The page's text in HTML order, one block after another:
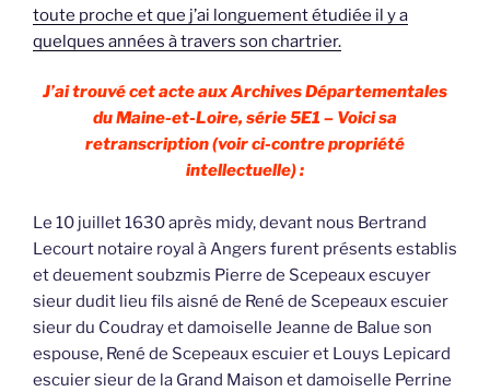
toute proche et que j’ai longuement étudiée il y a
quelques années à travers son chartrier.
J’ai trouvé cet acte aux Archives Départementales
du Maine-et-Loire, série 5E1 – Voici sa
retranscription (voir ci-contre propriété
intellectuelle) :
Le 10 juillet 1630 après midy, devant nous Bertrand
Lecourt notaire royal à Angers furent présents establis
et deuement soubzmis Pierre de Scepeaux escuyer
sieur dudit lieu fils aisné de René de Scepeaux escuier
sieur du Coudray et damoiselle Jeanne de Balue son
espouse, René de Scepeaux escuier et Louys Lepicard
escuier sieur de la Grand Maison et damoiselle Perrine